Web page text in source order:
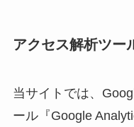
アクセス解析ツー
当サイトでは、
ール『Google